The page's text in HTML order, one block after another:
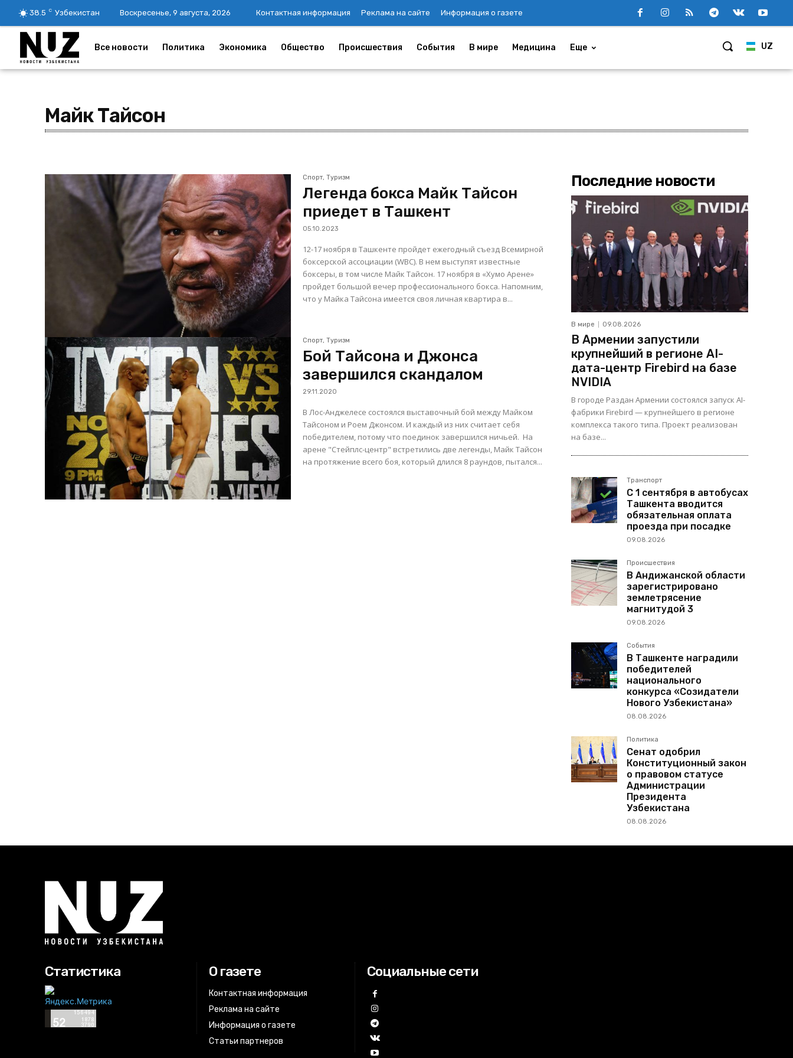
38.5 C Узбекистан Воскресенье, 9 августа, 2026 Контактная информация Реклама на сайте Информация о газете
UZ
Все новости Политика Экономика Общество Происшествия События В мире Медицина Еще
Майк Тайсон
Спорт, Туризм
Легенда бокса Майк Тайсон
приедет в Ташкент
05.10.2023
12-17 ноября в Ташкенте пройдет ежегодный съезд Всемирной
боксерской ассоциации (WBC). В нем выступят известные
боксеры, в том числе Майк Тайсон. 17 ноября в «Хумо Арене»
пройдет большой вечер профессионального бокса. Напомним,
что у Майка Тайсона имеется своя личная квартира в...
Спорт, Туризм
Бой Тайсона и Джонса
завершился скандалом
29.11.2020
В Лос-Анджелесе состоялся выставочный бой между Майком
Тайсоном и Роем Джонсом. И каждый из них считает себя
победителем, потому что поединок завершился ничьей. На
арене "Стейплс-центр" встретились две легенды, Майк Тайсон
на протяжение всего боя, который длился 8 раундов, пытался...
Последние новости
В мире 09.08.2026
В Армении запустили
крупнейший в регионе AI-
дата-центр Firebird на базе
NVIDIA
В городе Раздан Армении состоялся запуск AI-
фабрики Firebird — крупнейшего в регионе
комплекса такого типа. Проект реализован
на базе...
Транспорт
С 1 сентября в автобусах
Ташкента вводится
обязательная оплата
проезда при посадке
09.08.2026
Происшествия
В Андижанской области
зарегистрировано
землетрясение
магнитудой 3
09.08.2026
События
В Ташкенте наградили
победителей
национального
конкурса «Созидатели
Нового Узбекистана»
08.08.2026
Политика
Сенат одобрил
Конституционный закон
о правовом статусе
Администрации
Президента
Узбекистана
08.08.2026
Статистика О газете
Контактная информация
Реклама на сайте
Информация о газете
Статьи партнеров
Социальные сети